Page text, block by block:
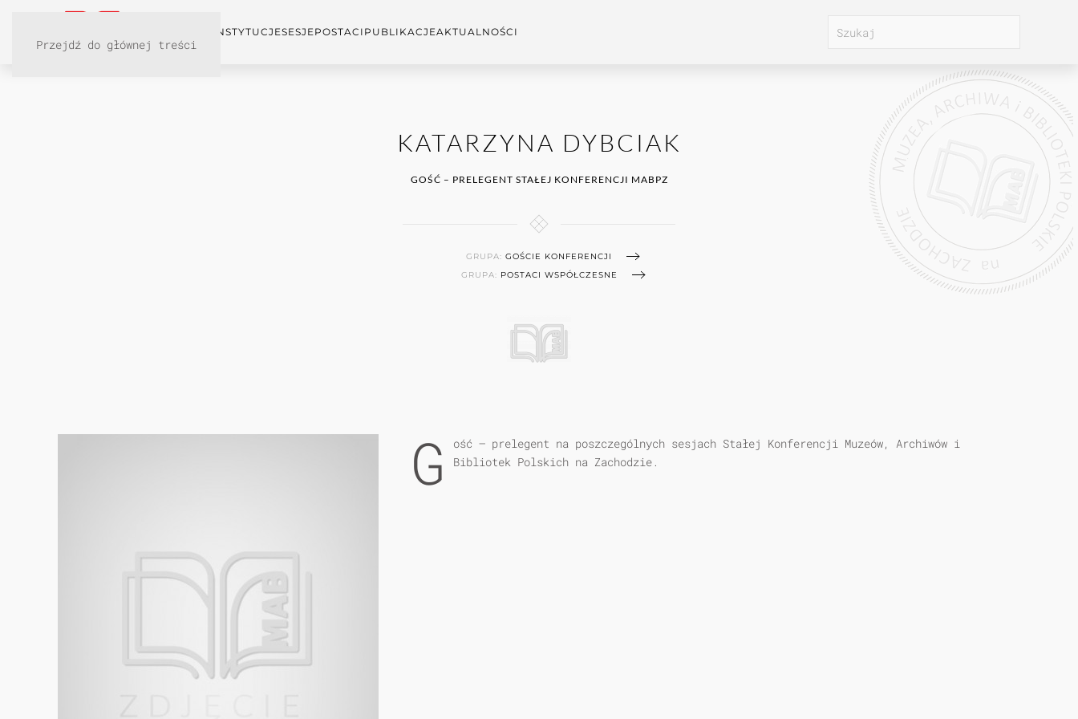
Przejdź do głównej treści
INSTYTUCJESESJEPOSTACI PUBLIKACJEAKTUALNOŚCI
KATARZYNA DYBCIAK
GOŚĆ – PRELEGENT STAŁEJ KONFERENCJI MABPZ
GRUPA: GOŚCIE KONFERENCJI
GRUPA: POSTACI WSPÓŁCZESNE
G
ość – prelegent na poszczególnych sesjach Stałej Konferencji Muzeów, Archiwów i
Bibliotek Polskich na Zachodzie.